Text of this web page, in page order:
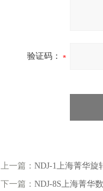
验证码：
上一篇： NDJ-1上海菁华旋
下一篇： NDJ-8S上海菁华